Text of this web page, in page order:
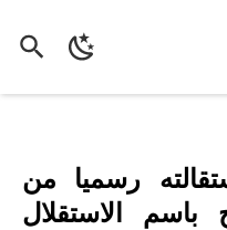
رسميا من
الاستقلال